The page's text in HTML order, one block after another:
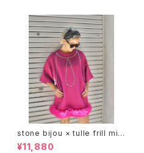
stone bijou × tulle frill mini
one-piece ワンピース ワンピ
¥11,880